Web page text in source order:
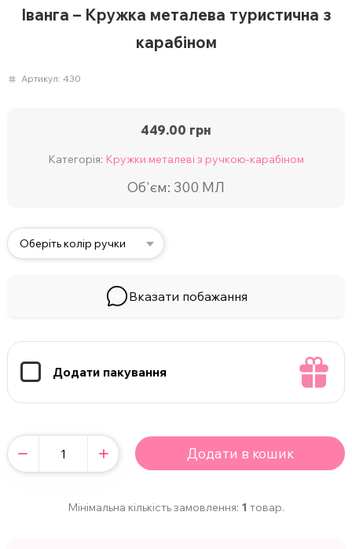
Іванга – Кружка металева туристична з
карабіном
Артикул: 430
449.00 грн
Категорія: Кружки металеві з ручкою-карабіном
Об'єм: 300 МЛ
Оберіть колір ручки
Вказати побажання
Додати пакування
Додати в кошик
Мінімальна кількість замовлення: 1 товар.